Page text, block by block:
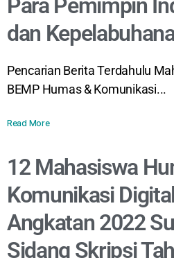
Para Pemimpin
dan
Pencarian Berita Terdahulu
BEMP Humas & Komunikasi...
Read More
12 Mahasiswa
Komunikasi
Angkatan 2022
Sidang Skripsi